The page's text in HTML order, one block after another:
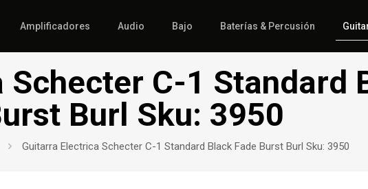
Amplificadores Audio Bajo Baterías & Percusión
C-1 Standard
Burl Sku: 3950
Guitarra Electrica Schecter C-1 Standard Black Fade Burst Burl Sku: 3950